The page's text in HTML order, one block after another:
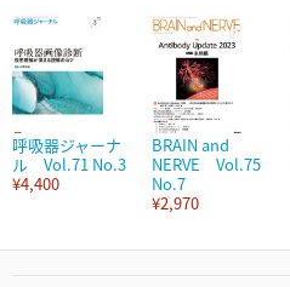
呼吸器ジャーナ
ル Vol.71 No.3
¥4,400
BRAIN and
NERVE Vol.75
No.7
¥2,970